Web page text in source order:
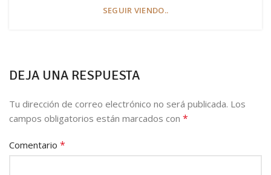
SEGUIR VIENDO..
DEJA UNA RESPUESTA
Tu dirección de correo electrónico no será publicada. Los
campos obligatorios están marcados con *
Comentario *